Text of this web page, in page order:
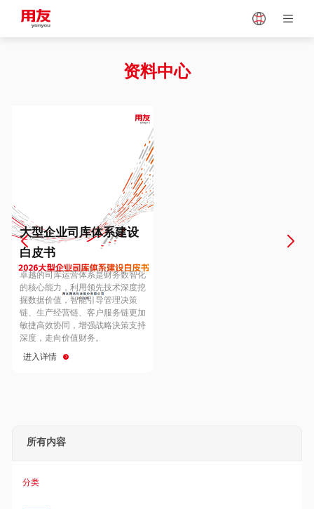
Vietnam
Europe
Hungary
Hong Kong
资料中心
大型企业司库体系建设
白皮书
卓越的司库运营体系是财务数智化
的核心能力，利用领先技术深度挖
掘数据价值，智能引导管理决策
链、生产经营链、客户服务链更加
敏捷高效协同，增强战略決策支持
深度，走向价值财务。
进入详情
所有内容
分类